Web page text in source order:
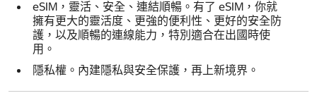
eSIM，靈活、安全、連結順暢。有了 eSIM，你就
擁有更大的靈活度、更強的便利性、更好的安全防
護，以及順暢的連線能力，特別適合在出國時使
用。
隱私權。內建隱私與安全保護，再上新境界。